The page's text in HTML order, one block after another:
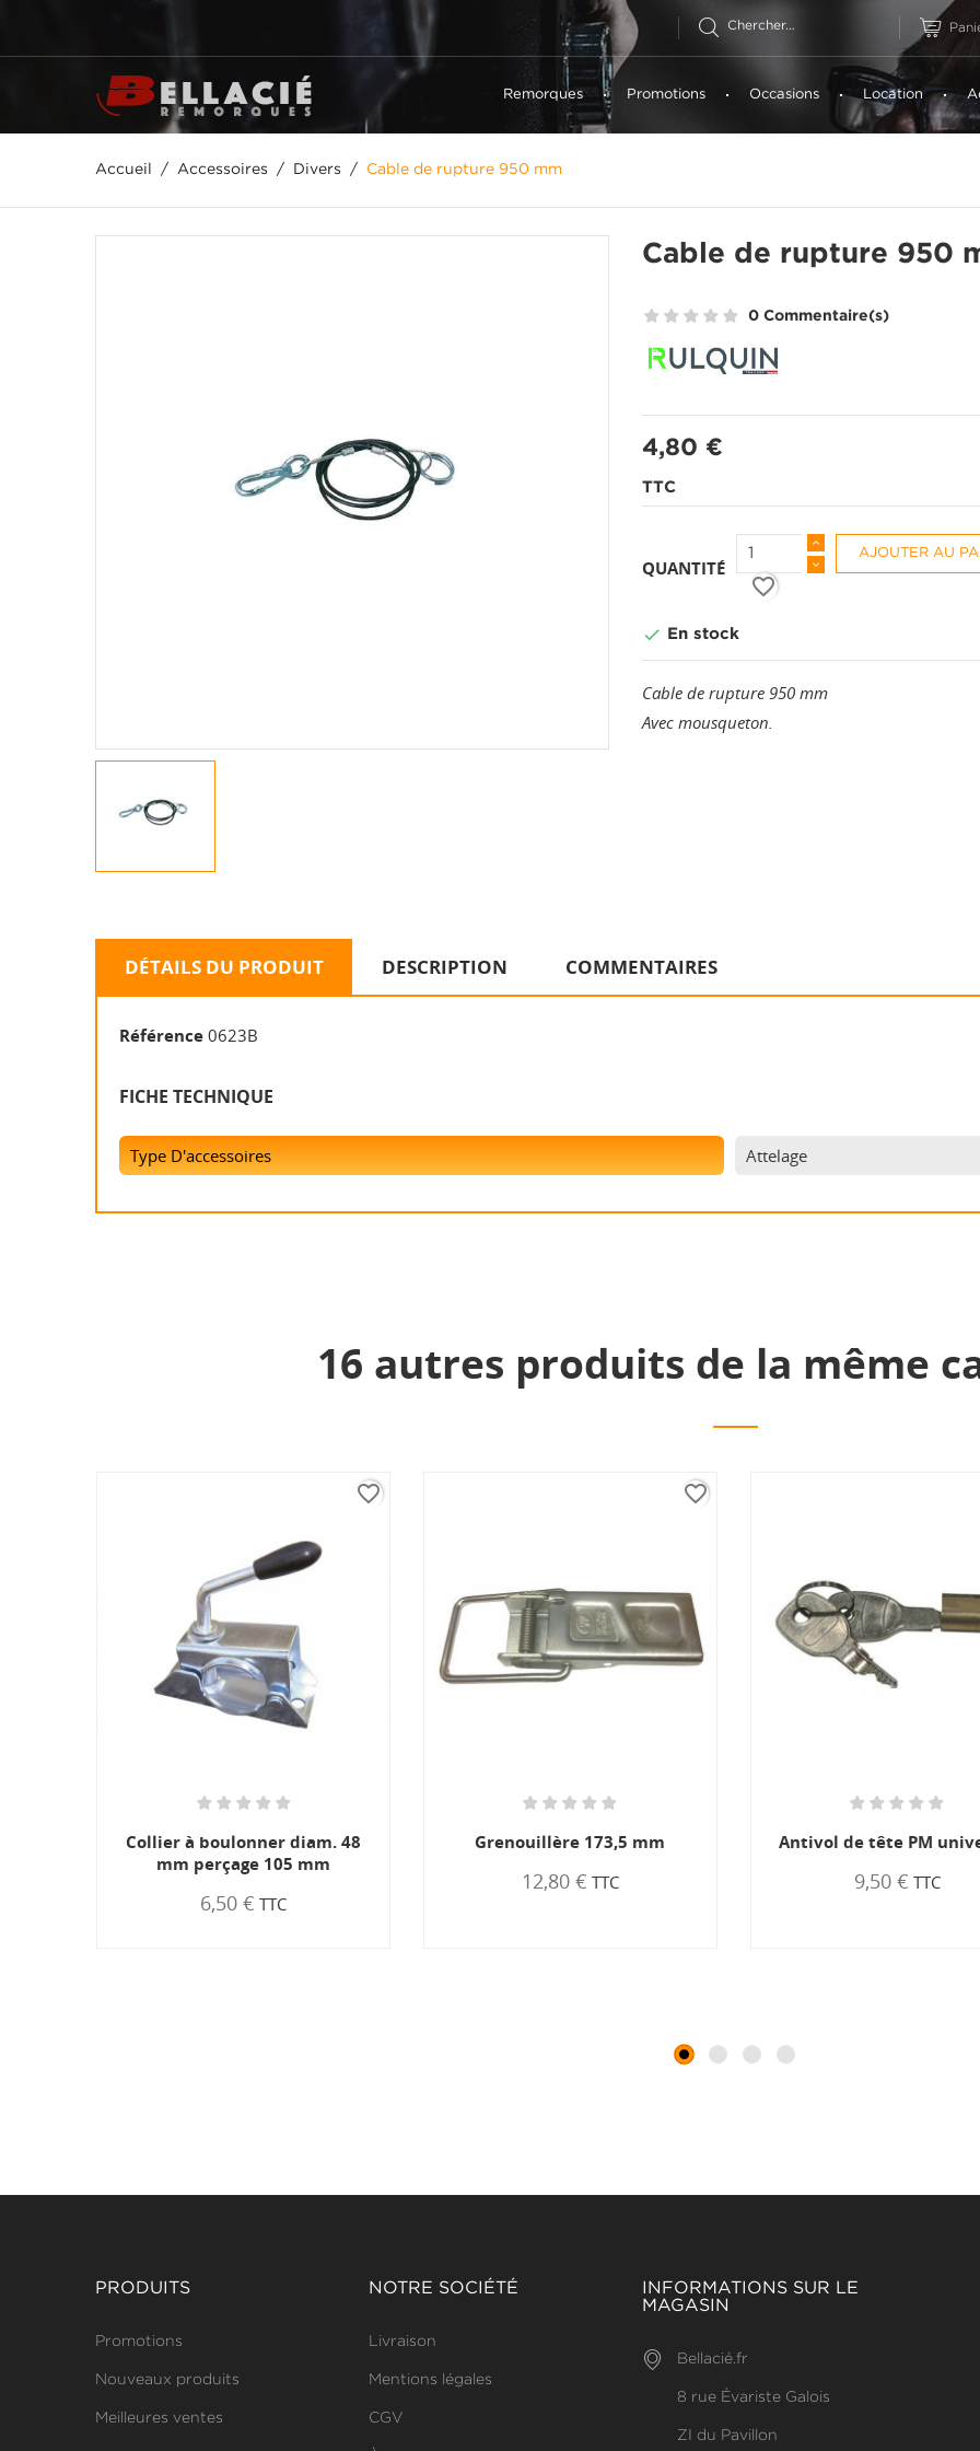
Remorques Promotions Occasions Location
Accueil Accessoires Divers Cable de rupture 950 mm
Cable de rupture 950
0 Commentaire(s)
4,80 €
TTC
QUANTITÉ
AJOUTER AU
favorite_border
 En stock
Cable de rupture 950 mm
Avec mousqueton.
DÉTAILS DU PRODUIT DESCRIPTION COMMENTAIRES
Référence 0623B
FICHE TECHNIQUE
Type D'accessoires Attelage
16 autres produits de la même
Collier à boulonner diam. 48
mm perçage 105 mm
6,50 € TTC
favorite_border
Grenouillère 173,5 mm
12,80 € TTC
favorite_border
Antivol de tête PM
9,50 € TTC
PRODUITS
Promotions
Nouveaux produits
Meilleures ventes
NOTRE SOCIÉTÉ
Livraison
Mentions légales
CGV
INFORMATIONS SUR LE
MAGASIN
Bellacié.fr
8 rue Évariste Galois
ZI du Pavillon